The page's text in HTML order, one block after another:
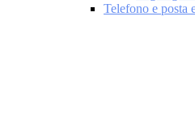
Telefono e posta